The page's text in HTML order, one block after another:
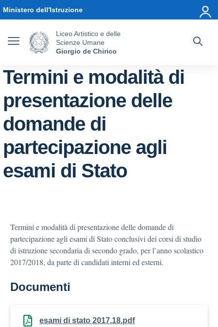
Ministero dell'Istruzione
Liceo Artistico e delle
Scienze Umane
Giorgio de Chirico
Termini e modalità di
presentazione delle
domande di
partecipazione agli
esami di Stato
Termini e modalità di presentazione delle domande di
partecipazione agli esami di Stato conclusivi dei corsi di studio
di istruzione secondaria di secondo grado, per l’anno scolastico
2017/2018, da parte di candidati interni ed esterni.
Documenti
esami di stato 2017.18.pdf